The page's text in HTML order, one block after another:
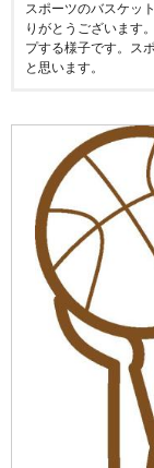
スポーツのバスケッ
りがとうございます
プする様子です。ス
と思います。